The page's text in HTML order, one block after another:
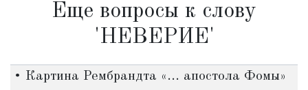
Еще вопросы к слову
'НЕВЕРИЕ'
• Картина Рембрандта «... апостола Фомы»